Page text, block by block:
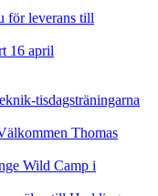
för leverans till
16 april
tisdagsträningarna
Thomas
Wild Camp i